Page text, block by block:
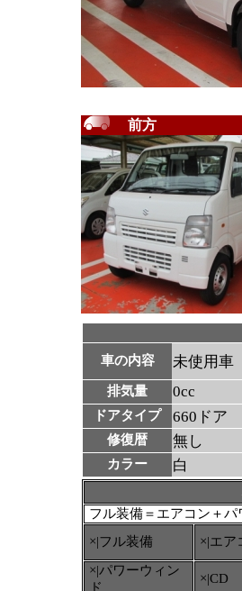
前方
車の内容
未使用車
排気量 0cc
ドアタイプ 660ドア
修復暦 無し
カラー 白
フル装備＝エアコン＋
×|フル装備
×|エア
×|パワーウィン
ド
×|CD